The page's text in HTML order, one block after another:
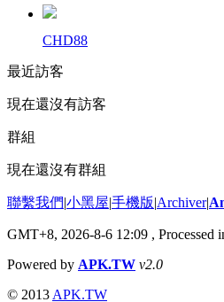
CHD88
最近訪客
現在還沒有訪客
群組
現在還沒有群組
聯繫我們|小黑屋|手機版|Archiver|
GMT+8, 2026-8-6 12:09 , Processed
Powered by APK.TW v2.0
© 2013 APK.TW